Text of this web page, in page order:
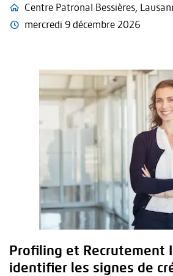
Centre Patronal Bessières,
mercredi 9 décembre 2026
Profiling et Recrutement
identifier les signes de